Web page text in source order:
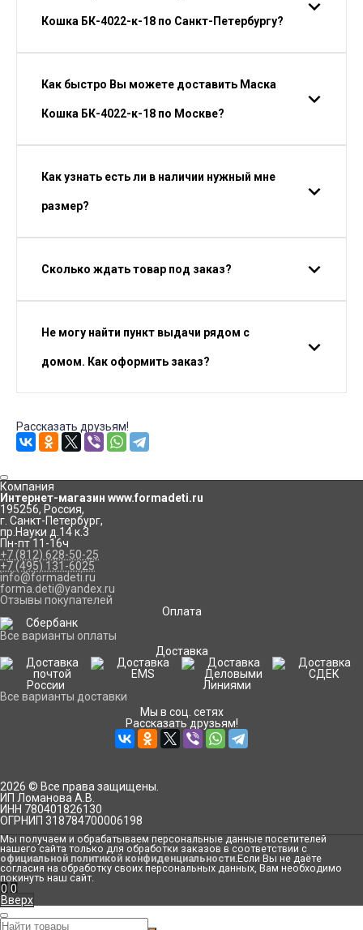
Кошка БК-4022-к-18 по Санкт-Петербургу?
Как быстро Вы можете доставить Маска
Кошка БК-4022-к-18 по Москве?
Как узнать есть ли в наличии нужный мне
размер?
Сколько ждать товар под заказ?
Не могу найти пункт выдачи рядом с
домом. Как оформить заказ?
Рассказать друзьям!
Компания
Интернет-магазин www.formadeti.ru
195256, Россия,
г. Санкт-Петербург,
пр.Науки д.14 к.3
Пн-пт 11-16ч
+7 (812) 628-50-25
+7 (495) 131-6025
info@formadeti.ru
forma.deti@yandex.ru
Отзывы покупателей
Оплата
Все варианты оплаты
Доставка
Все варианты доставки
Мы в соц. сетях
Рассказать друзьям!
2026 © Все права защищены.
ИП Ломанова А.В.
ИНН 780401826130
ОГРНИП 318784700006198
Мы получаем и обрабатываем персональные данные посетителей
нашего сайта только для обработки заказов в соответствии с
официальной политикой конфиденциальности.Если Вы не даёте
согласия на обработку своих персональных данных, Вам необходимо
покинуть наш сайт.
0 0
Вверх